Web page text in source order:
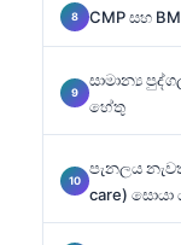
CMP සහ
සාමාන්‍ය
හේතු
පැනලය
care) සොයා